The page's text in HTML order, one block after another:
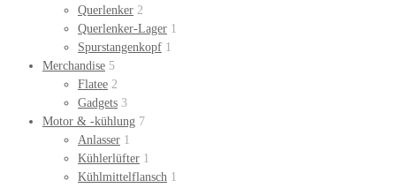
Querlenker 2
Querlenker-Lager 1
Spurstangenkopf 1
Merchandise 5
Flatee 2
Gadgets 3
Motor & -kühlung 7
Anlasser 1
Kühlerlüfter 1
Kühlmittelflansch 1